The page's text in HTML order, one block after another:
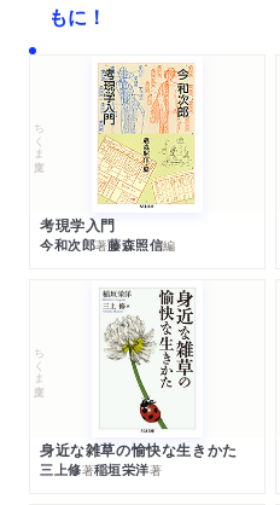
もに！
ちくま文庫
考現学入門
今和次郎著藤森照信編
ちくま文庫
身近な雑草の愉快な生きかた
三上修著稲垣栄洋著